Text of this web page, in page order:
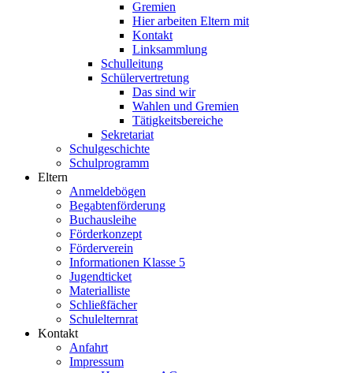
Gremien
Hier arbeiten Eltern mit
Kontakt
Linksammlung
Schulleitung
Schülervertretung
Das sind wir
Wahlen und Gremien
Tätigkeitsbereiche
Sekretariat
Schulgeschichte
Schulprogramm
Eltern
Anmeldebögen
Begabtenförderung
Buchausleihe
Förderkonzept
Förderverein
Informationen Klasse 5
Jugendticket
Materialliste
Schließfächer
Schulelternrat
Kontakt
Anfahrt
Impressum